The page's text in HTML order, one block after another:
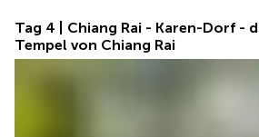
Tag 4 | Chiang Rai - Karen-Dorf -
Tempel von Chiang Rai